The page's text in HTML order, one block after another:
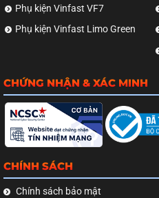
Phụ kiện Vinfast VF7
Phụ kiện Vinfast Limo Green
CHỨNG NHẬN & XÁC MINH
CHÍNH SÁCH
Chính sách bảo mật